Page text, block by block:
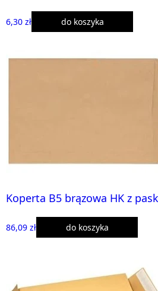
6,30 zł do koszyka
Koperta B5 brązowa HK z
86,09 zł do koszyka